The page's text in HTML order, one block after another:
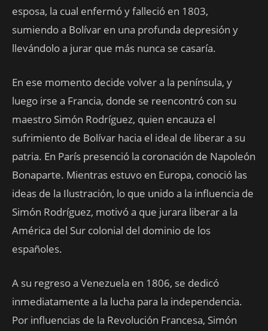
esposa, la cual enfermó y falleció en 1803,
sumiendo a Bolívar en una profunda depresión y
llevándolo a jurar que más nunca se casaría.
En ese momento decide volver a la península, y
luego irse a Francia, donde se reencontró con su
maestro Simón Rodríguez, quien encauza el
sufrimiento de Bolívar hacia el ideal de liberar a su
patria. En París presenció la coronación de Napoleón
Bonaparte. Mientras estuvo en Europa, conoció las
ideas de la Ilustración, lo que unido a la influencia de
Simón Rodríguez, motivó a que jurara liberar a la
América del Sur colonial del dominio de los
españoles.
A su regreso a Venezuela en 1806, se dedicó
inmediatamente a la lucha para la independencia.
Por influencias de la Revolución Francesa, Simón